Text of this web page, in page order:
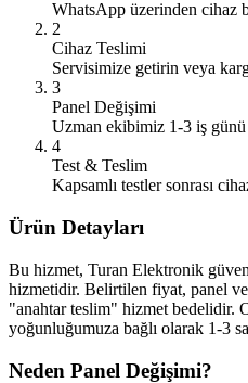
WhatsApp üzerinden cihaz
2
Cihaz Teslimi
Servisimize getirin veya
3
Panel Değişimi
Uzman ekibimiz 1-3 iş
4
Test & Teslim
Kapsamlı testler sonrası
Ürün Detayları
Bu hizmet, Turan Elektronik
hizmetidir. Belirtilen fiyat, panel
"anahtar teslim" hizmet bedelidir.
yoğunluğumuza bağlı olarak 1-3
Neden Panel Değişimi?